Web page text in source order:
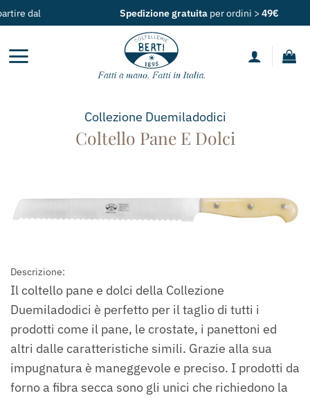
Salta
ai
contenuti
Spedizione gratuitaper ordini >49€
Collezione Duemiladodici
Coltello Pane E Dolci
Descrizione:
Il coltello pane e dolci della Collezione
Duemiladodici è perfetto per il taglio di tutti i
prodotti come il pane, le crostate, i panettoni ed
altri dalle caratteristiche simili. Grazie alla sua
impugnatura è maneggevole e preciso. I prodotti da
forno a fibra secca sono gli unici che richiedono la